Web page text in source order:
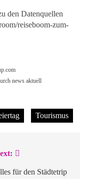
den Datenquellen
reiseboom-zum-
news aktuell
Tourismus
für den Städtetrip